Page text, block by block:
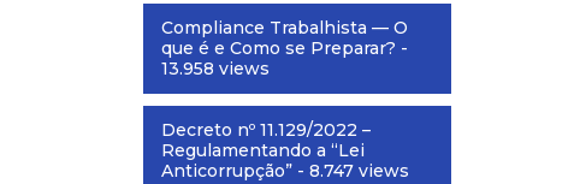
Compliance Trabalhista — O
que é e Como se Preparar? -
13.958 views
Decreto nº 11.129/2022 –
Regulamentando a “Lei
Anticorrupção” - 8.747 views